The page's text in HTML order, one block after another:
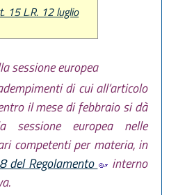
15 L.R. 12 luglio
sessione europea
di cui all’articolo
il mese di febbraio si dà
europea nelle
competenti per materia, in
del Regolamento
interno